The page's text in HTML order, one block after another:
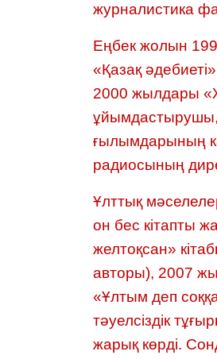
журналистика
Еңбек жолын
«Қазақ
2000 жылдары
ұйымдастырушы,
ғылымдарының
радиосының
Ұлттық
он бес кітапты
желтоқсан»
авторы), 2007
«Ұлтым деп
тәуелсіздік
жарық көрді.